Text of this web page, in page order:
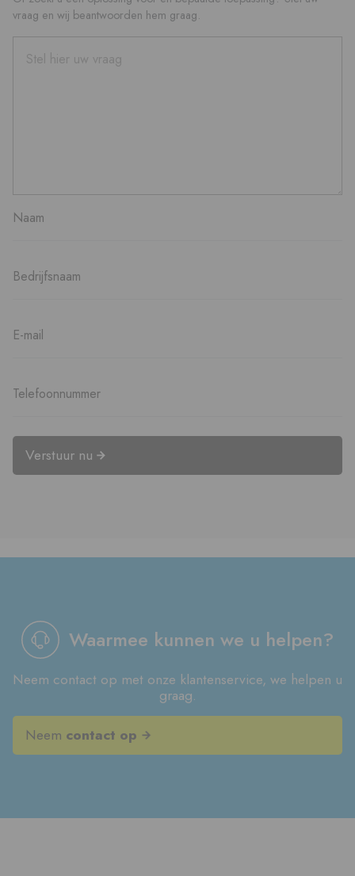
vraag en wij beantwoorden hem graag.
Verstuur nu
Waarmee kunnen we u helpen?
Neem contact op met onze klantenservice, we helpen u
graag.
Neem contact op